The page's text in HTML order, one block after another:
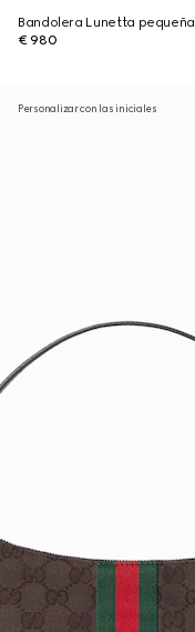
Bandolera Lunetta pequeña
€ 980
Personalizar con las iniciales